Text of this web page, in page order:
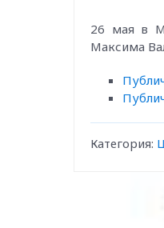
26 мая в
Максима
Категория: